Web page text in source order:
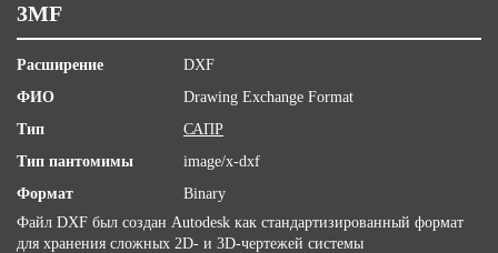
3MF
Расширение
DXF
ФИО
Drawing Exchange Format
Тип
САПР
Тип пантомимы
image/x-dxf
Формат
Binary
Файл DXF был создан Autodesk как стандартизированный формат
для хранения сложных 2D- и 3D-чертежей системы